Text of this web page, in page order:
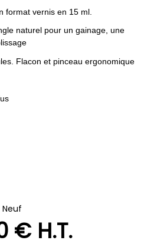
format vernis en 15 ml.
naturel pour un gainage, une
Flacon et pinceau ergonomique
Neuf
€ H.T.